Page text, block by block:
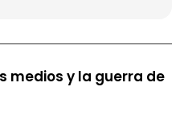
medios y la guerra de